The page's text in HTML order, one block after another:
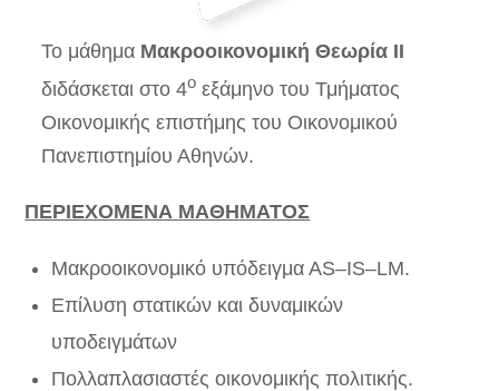
Το μάθημα Μακροοικονομική Θεωρία ΙΙ
διδάσκεται στο 4ο εξάμηνο του Τμήματος
Οικονομικής επιστήμης του Οικονομικού
Πανεπιστημίου Αθηνών.
ΠΕΡΙΕΧΟΜΕΝΑ ΜΑΘΗΜΑΤΟΣ
Μακροοικονομικό υπόδειγμα ΑS–IS–LM.
Επίλυση στατικών και δυναμικών
υποδειγμάτων
Πολλαπλασιαστές οικονομικής πολιτικής.